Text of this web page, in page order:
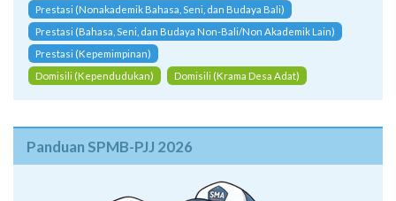
Prestasi (Nonakademik Bahasa, Seni, dan Budaya Bali)
Prestasi (Bahasa, Seni, dan Budaya Non-Bali/Non Akademik Lain)
Prestasi (Kepemimpinan)
Domisili (Kependudukan)
Domisili (Krama Desa Adat)
Panduan SPMB-PJJ 2026